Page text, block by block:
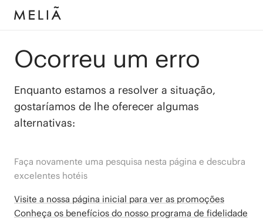
Ocorreu um erro
Enquanto estamos a resolver a situação,
gostaríamos de lhe oferecer algumas
alternativas:
Faça novamente uma pesquisa nesta página e descubra
excelentes hotéis
Visite a nossa página inicial para ver as promoções
Conheça os benefícios do nosso programa de fidelidade